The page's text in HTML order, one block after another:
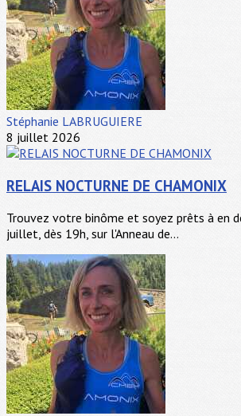
Stéphanie LABRUGUIERE
8 juillet 2026
RELAIS NOCTURNE DE CHAMONIX
Trouvez votre binôme et soyez prêts à en
juillet, dès 19h, sur l'Anneau de...